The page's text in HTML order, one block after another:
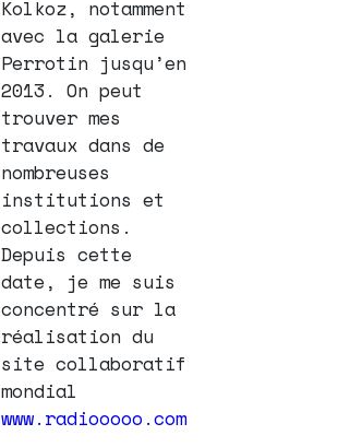
Kolkoz, notamment
avec la galerie
Perrotin jusqu’en
2013. On peut
trouver mes
travaux dans de
nombreuses
institutions et
collections.
Depuis cette
date, je me suis
concentré sur la
réalisation du
site collaboratif
mondial
www.radiooooo.com